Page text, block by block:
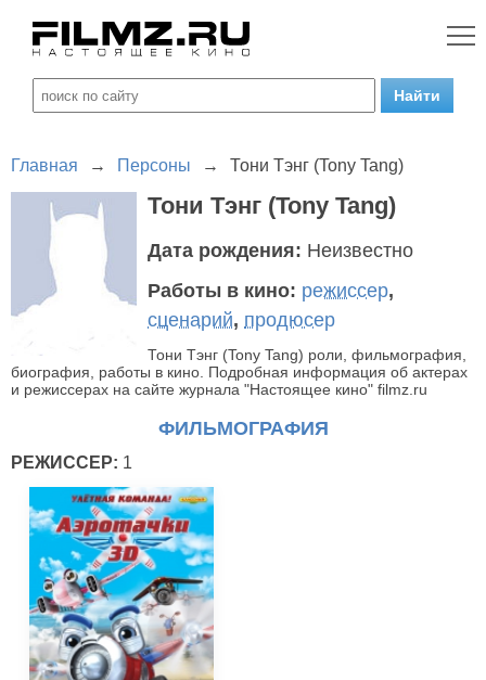
Главная → Персоны → Тони Тэнг (Tony Tang)
Тони Тэнг (Tony Tang)
Дата рождения: Неизвестно
Работы в кино: режиссер,
сценарий, продюсер
Тони Тэнг (Tony Tang) роли, фильмография,
биография, работы в кино. Подробная информация об актерах
и режиссерах на сайте журнала "Настоящее кино" filmz.ru
ФИЛЬМОГРАФИЯ
РЕЖИССЕР: 1